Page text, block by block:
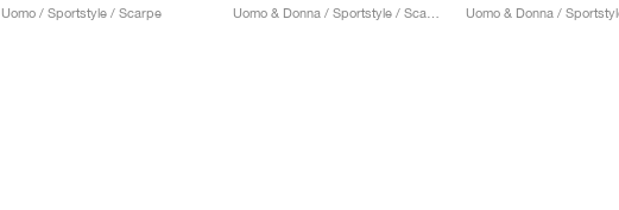
Uomo / Sportstyle / Scarpe